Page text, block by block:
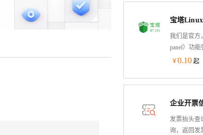
我们是官方
panel）功
软件，一键
Alibaba
3/Centos/
器运维效率
￥0.10 起
发票抬头查
询，返回发